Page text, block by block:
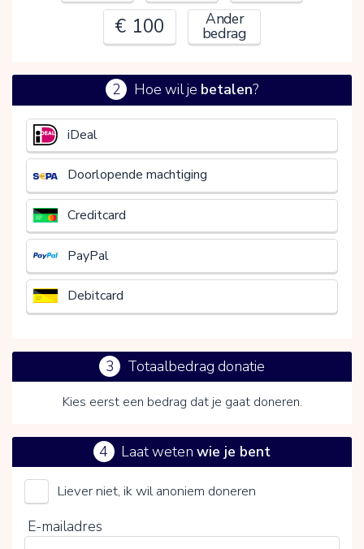
€ 100
Ander
bedrag
€
2 Hoe wil je betalen?
iDeal
Doorlopende machtiging
Creditcard
PayPal
Debitcard
3 Totaalbedrag donatie
Kies eerst een bedrag dat je gaat doneren.
4 Laat wetenwie je bent
Liever niet, ik wil anoniem doneren
E-mailadres